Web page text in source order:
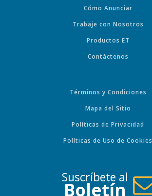
Cómo Anunciar
Trabaje con Nosotros
Productos ET
Contáctenos
Términos y Condiciones
Mapa del Sitio
Políticas de Privacidad
Políticas de Uso de Cookies
Suscríbete al
Boletín